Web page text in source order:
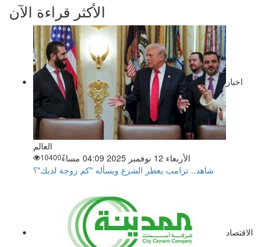
الأكثر قراءة الآن
اخبار
العالم
الأربعاء 12 نوفمبر 2025 04:09 مساءً
10400
شاهد.. ترامب يعطر الشرع ويسأله "كم زوجة لديك"؟
الاقتصاد